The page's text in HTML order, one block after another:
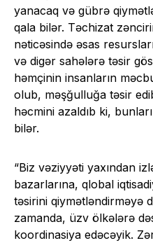
yanacaq və gübrə
qala bilər. Təchizat
nəticəsində əsas
və digər sahələrə təsir
həmçinin insanların
olub, məşğulluğa təsir
həcmini azaldıb ki,
bilər.
“Biz vəziyyəti yaxından
bazarlarına, qlobal
təsirini qiymətləndirməyə
zamanda, üzv ölkələrə
koordinasiya edəcəyik.